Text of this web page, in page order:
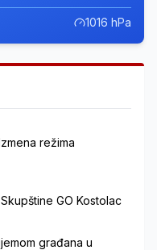
1016 hPa
režima
GO Kostolac
građana u